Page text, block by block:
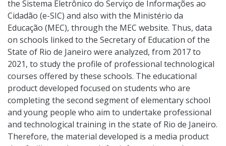
the Sistema Eletrônico do Serviço de Informações ao
Cidadão (e-SIC) and also with the Ministério da
Educação (MEC), through the MEC website. Thus, data
on schools linked to the Secretary of Education of the
State of Rio de Janeiro were analyzed, from 2017 to
2021, to study the profile of professional technological
courses offered by these schools. The educational
product developed focused on students who are
completing the second segment of elementary school
and young people who aim to undertake professional
and technological training in the state of Rio de Janeiro.
Therefore, the material developed is a media product